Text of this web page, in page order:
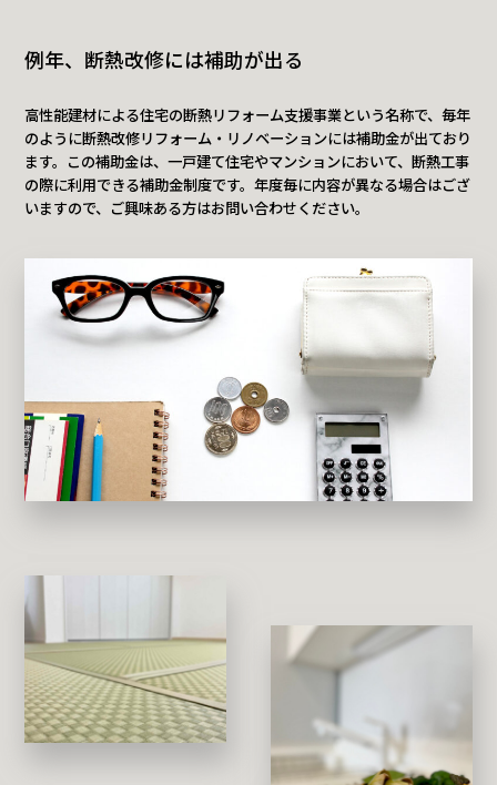
例年、断熱改修には補助が出る
高性能建材による住宅の断熱リフォーム支援事業という名称で、毎年
のように断熱改修リフォーム・リノベーションには補助金が出ており
ます。この補助金は、一戸建て住宅やマンションにおいて、断熱工事
の際に利用できる補助金制度です。年度毎に内容が異なる場合はござ
いますので、ご興味ある方はお問い合わせください。